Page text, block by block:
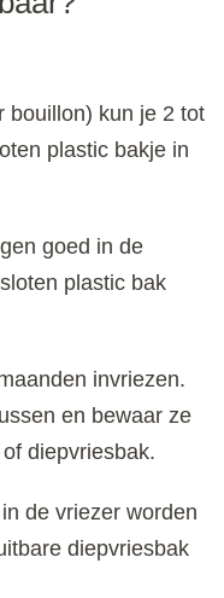
bouillon) kun je 2 tot
plastic bakje in
goed in de
plastic bak
invriezen.
en bewaar ze
diepvriesbak.
de vriezer worden
diepvriesbak